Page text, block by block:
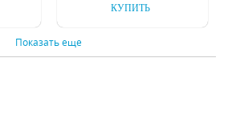
КУПИТЬ
Показать еще